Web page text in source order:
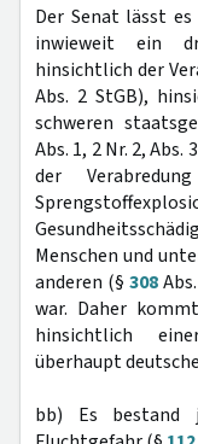
Der Senat lässt
inwieweit ein
hinsichtlich der
Abs. 2 StGB),
schweren
Abs. 1, 2 Nr. 2,
der
Menschen und
anderen (§ 308
war. Daher
hinsichtlich
überhaupt
bb) Es bestand